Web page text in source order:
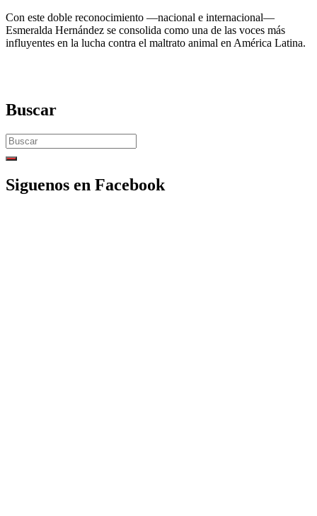
Con este doble reconocimiento —nacional e internacional—
Esmeralda Hernández se consolida como una de las voces más
influyentes en la lucha contra el maltrato animal en América Latina.
Buscar
Search
for:
Siguenos en Facebook